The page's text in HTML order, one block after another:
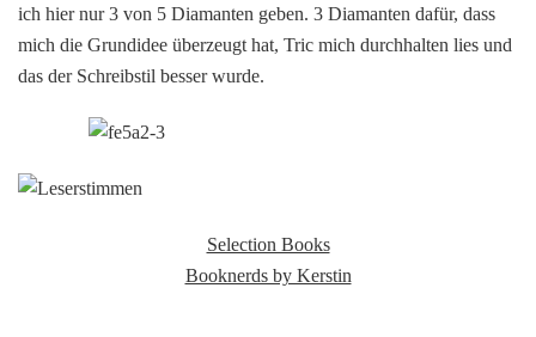
ich hier nur 3 von 5 Diamanten geben. 3 Diamanten dafür, dass
mich die Grundidee überzeugt hat, Tric mich durchhalten lies und
das der Schreibstil besser wurde.
Selection Books
Booknerds by Kerstin